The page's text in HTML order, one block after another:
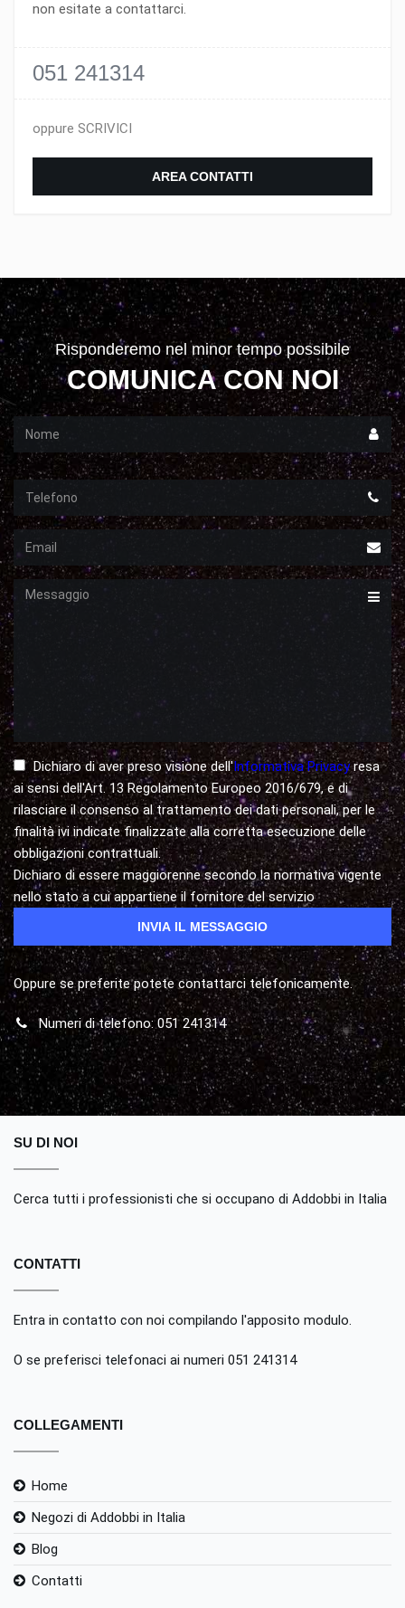
non esitate a contattarci.
051 241314
oppure SCRIVICI
AREA CONTATTI
Risponderemo nel minor tempo possibile
COMUNICA CON NOI
Nome
Email
Messaggio
Dichiaro di aver preso visione dell'Informativa Privacyresa
ai sensi dell'Art. 13 Regolamento Europeo 2016/679, e di
rilasciare il consenso al trattamento dei dati personali, per le
finalità ivi indicate finalizzate alla corretta esecuzione delle
obbligazioni contrattuali.
Dichiaro di essere maggiorenne secondo la normativa vigente
nello stato a cui appartiene il fornitore del servizio
Oppure se preferite potete contattarci telefonicamente.
Numeri di telefono: 051 241314
SU DI NOI
Cerca tutti i professionisti che si occupano di Addobbi in Italia
CONTATTI
Entra in contatto con noi compilando l'apposito modulo.
O se preferisci telefonaci ai numeri 051 241314
COLLEGAMENTI
Home
Negozi di Addobbi in Italia
Blog
Contatti